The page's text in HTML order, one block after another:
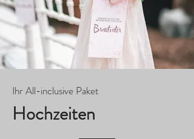
Ihr All-inclusive Paket
Hochzeiten